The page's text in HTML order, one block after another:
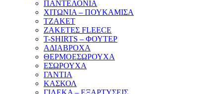
ΠΑΝΤΕΛΟΝΙΑ
ΧΙΤΩΝΙΑ – ΠΟΥΚΑΜΙΣΑ
ΤΖΑΚΕΤ
ΖΑΚΕΤΕΣ FLEECE
T-SHIRTS – ΦΟΥΤΕΡ
ΑΔΙΑΒΡΟΧΑ
ΘΕΡΜΟΕΣΩΡΟΥΧΑ
ΕΣΩΡΟΥΧΑ
ΓΑΝΤΙΑ
ΚΑΣΚΟΛ